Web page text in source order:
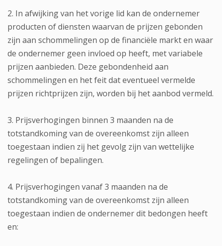
2. In afwijking van het vorige lid kan de ondernemer
producten of diensten waarvan de prijzen gebonden
zijn aan schommelingen op de financiële markt en waar
de ondernemer geen invloed op heeft, met variabele
prijzen aanbieden. Deze gebondenheid aan
schommelingen en het feit dat eventueel vermelde
prijzen richtprijzen zijn, worden bij het aanbod vermeld.
3. Prijsverhogingen binnen 3 maanden na de
totstandkoming van de overeenkomst zijn alleen
toegestaan indien zij het gevolg zijn van wettelijke
regelingen of bepalingen.
4. Prijsverhogingen vanaf 3 maanden na de
totstandkoming van de overeenkomst zijn alleen
toegestaan indien de ondernemer dit bedongen heeft
en: